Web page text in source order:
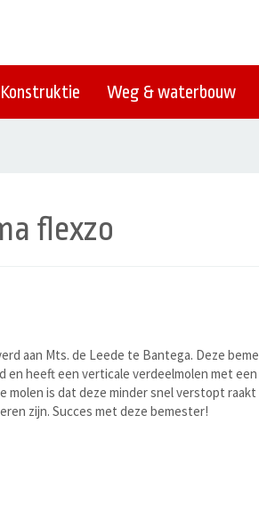
Konstruktie Weg & waterbouw
flexzo
aan Mts. de Leede te Bantega. Deze
en heeft een verticale verdeelmolen met een
molen is dat deze minder snel verstopt raakt
zijn. Succes met deze bemester!